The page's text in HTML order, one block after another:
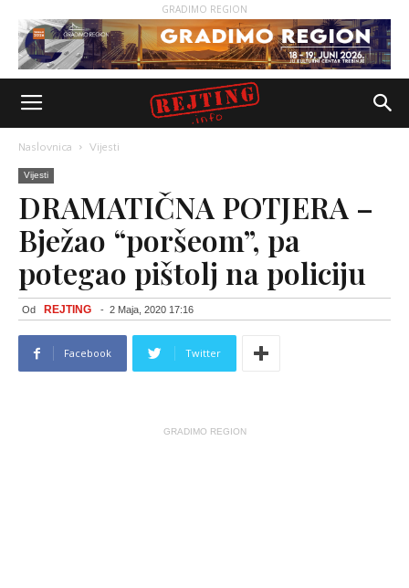
GRADIMO REGION
Naslovnica Vijesti
Vijesti
DRAMATIČNA POTJERA –
Bježao “poršeom”, pa
potegao pištolj na policiju
Od REJTING - 2 Maja, 2020 17:16
Facebook Twitter
GRADIMO REGION